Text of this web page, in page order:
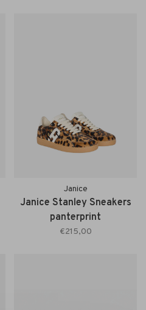
Janice
Janice Stanley Sneakers
panterprint
€215,00